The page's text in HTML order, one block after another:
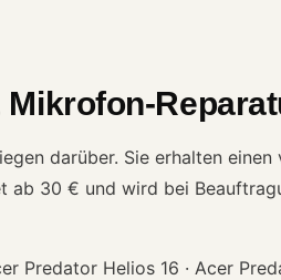
darüber. Sie erhalten
ab 30 € und wird bei
Predator Helios 16 · Acer